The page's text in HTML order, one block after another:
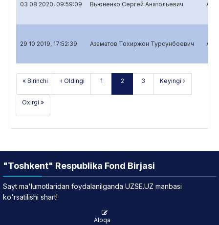
03 08 2020, 09:59:09 Вьюненко Сергей Анатольевич
29 10 2019, 17:52:39 Азаматов Тохиржон Турсунбоевич
« Birinchi ‹ Oldingi 1 2 3 Keyingi ›
Oxirgi »
"Toshkent" Respublika Fond Birjasi
Sayt ma'lumotlaridan foydalanilganda UZSE.UZ manbasi
ko'rsatilishi shart!
Aloqa